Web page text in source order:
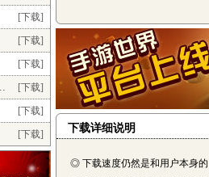
[下载]
[下载]
[下载]
[下载]
[下载]
[下载] 下载详细说明
◎ 下载速度仍然是和用户本身